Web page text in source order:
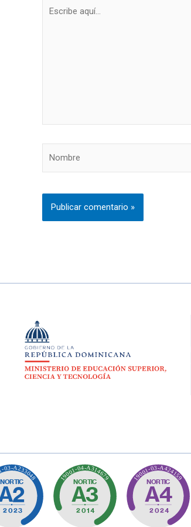
aquí...